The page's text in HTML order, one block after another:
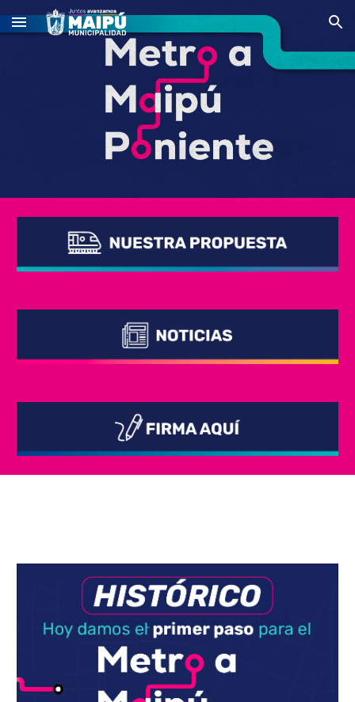
Skip to main content Skip to navigation